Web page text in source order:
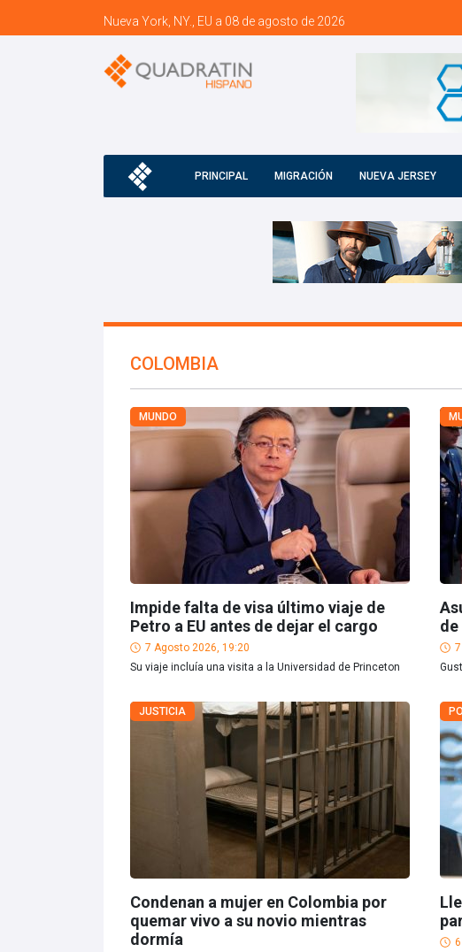
Nueva York, NY., EU a 08 de agosto de 2026
PRINCIPAL MIGRACIÓN NUEVA JERSEY
COLOMBIA
MUNDO
Impide falta de visa último viaje de
Petro a EU antes de dejar el cargo
7 Agosto 2026, 19:20
Su viaje incluía una visita a la Universidad de Princeton
JUSTICIA
Condenan a mujer en Colombia por
quemar vivo a su novio mientras
dormía